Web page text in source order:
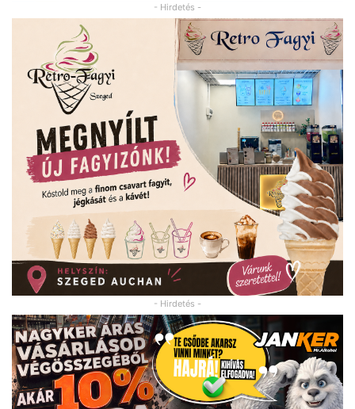
- Hirdetés -
- Hirdetés -